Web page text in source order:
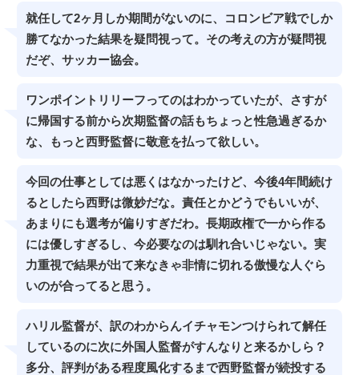
就任して2ヶ月しか期間がないのに、コロンビア戦でしか
勝てなかった結果を疑問視って。その考えの方が疑問視
だぞ、サッカー協会。
ワンポイントリリーフってのはわかっていたが、さすが
に帰国する前から次期監督の話もちょっと性急過ぎるか
な、もっと西野監督に敬意を払って欲しい。
今回の仕事としては悪くはなかったけど、今後4年間続け
るとしたら西野は微妙だな。責任とかどうでもいいが、
あまりにも選考が偏りすぎだわ。長期政権で一から作る
には優しすぎるし、今必要なのは馴れ合いじゃない。実
力重視で結果が出て来なきゃ非情に切れる傲慢な人ぐら
いのが合ってると思う。
ハリル監督が、訳のわからんイチャモンつけられて解任
しているのに次に外国人監督がすんなりと来るかしら？
多分、評判がある程度風化するまで西野監督が続投する